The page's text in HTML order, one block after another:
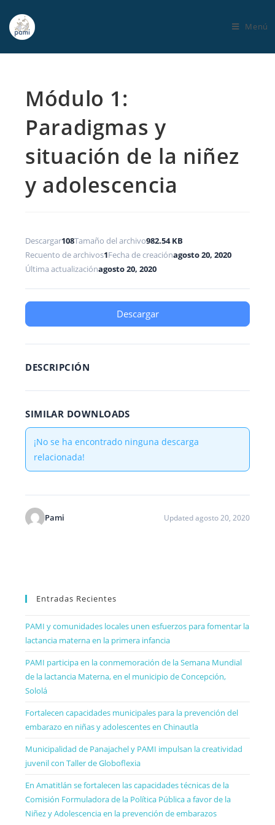
Menú
Módulo 1:
Paradigmas y
situación de la niñez
y adolescencia
Descargar108Tamaño del archivo982.54 KB
Recuento de archivos1Fecha de creaciónagosto 20, 2020
Última actualizaciónagosto 20, 2020
Descargar
DESCRIPCIÓN
SIMILAR DOWNLOADS
¡No se ha encontrado ninguna descarga
relacionada!
Pami Updated agosto 20, 2020
Entradas Recientes
PAMI y comunidades locales unen esfuerzos para fomentar la
lactancia materna en la primera infancia
PAMI participa en la conmemoración de la Semana Mundial
de la lactancia Materna, en el municipio de Concepción,
Sololá
Fortalecen capacidades municipales para la prevención del
embarazo en niñas y adolescentes en Chinautla
Municipalidad de Panajachel y PAMI impulsan la creatividad
juvenil con Taller de Globoflexia
En Amatitlán se fortalecen las capacidades técnicas de la
Comisión Formuladora de la Política Pública a favor de la
Niñez y Adolescencia en la prevención de embarazos